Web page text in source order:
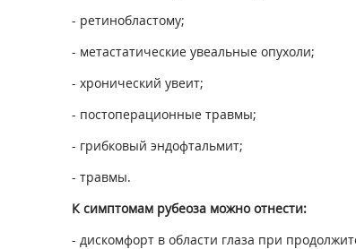
- ретинобластому;
- метастатические увеальные опухоли;
- хронический увеит;
- постоперационные травмы;
- грибковый эндофтальмит;
- травмы.
К симптомам рубеоза можно отнести:
- дискомфорт в области глаза при